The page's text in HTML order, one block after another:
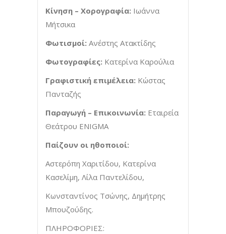
Κίνηση – Χορογραφία: Ιωάννα
Μήτσικα
Φωτισμοί: Ανέστης Ατακτίδης
Φωτογραφίες: Κατερίνα Καρούλια
Γραφιστική επιμέλεια: Κώστας
Πανταζής
Παραγωγή – Επικοινωνία: Εταιρεία
Θεάτρου ENIGMA
Παίζουν οι ηθοποιοί:
Αστερόπη Χαριτίδου, Κατερίνα
Κασελίμη, Λίλα Παντελίδου,
Κωνσταντίνος Τσώνης, Δημήτρης
Μπουζούδης.
ΠΛΗΡΟΦΟΡΙΕΣ: